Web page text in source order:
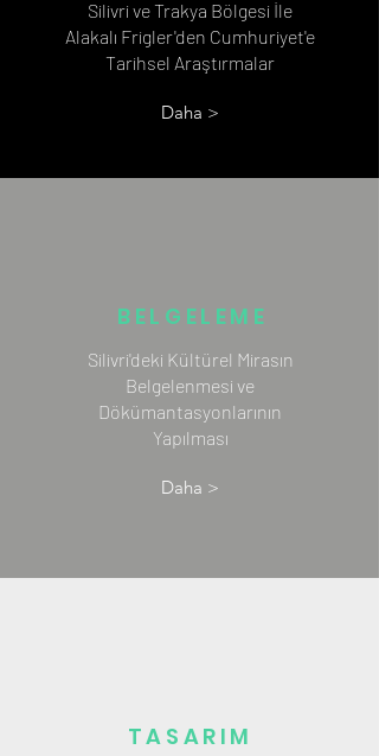
Silivri ve Trakya Bölgesi İle
Alakalı Frigler'den Cumhuriyet'e
Tarihsel Araştırmalar
Daha >
BELGELEME
Silivri'deki Kültürel Mirasın
Belgelenmesi ve
Dökümantasyonlarının
Yapılması
Daha >
TASARIM